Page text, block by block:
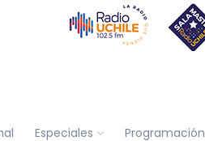
Especiales Programación